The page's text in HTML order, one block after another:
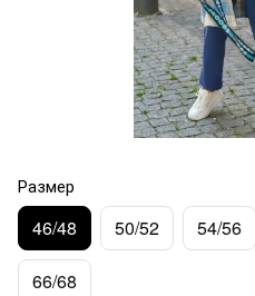
Размер
46/48 50/52 54/56
66/68